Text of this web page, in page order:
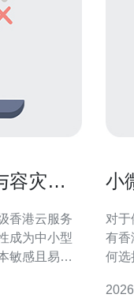
容灾方
香港云服务
成为中小型
敏感且易运
小
对
有香
何选
运维